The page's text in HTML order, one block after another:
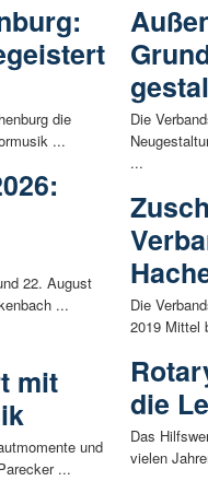
die
...
22. August
...
mit
und
...
Die
...
Die
2019 Mittel
die
Das
vielen